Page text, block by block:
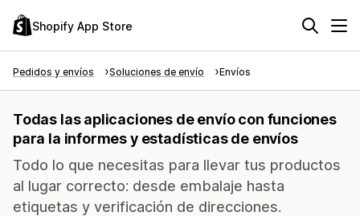
Shopify App Store
Pedidos y envíos Soluciones de envío Envíos
Todas las aplicaciones de envío con funciones
para la informes y estadísticas de envíos
Todo lo que necesitas para llevar tus productos
al lugar correcto: desde embalaje hasta
etiquetas y verificación de direcciones.